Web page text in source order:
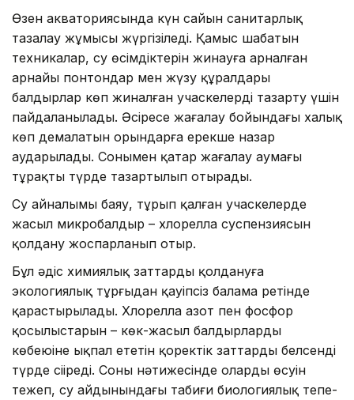
Өзен акваториясында күн сайын санитарлық
тазалау жұмысы жүргізіледі. Қамыс шабатын
техникалар, су өсімдіктерін жинауға арналған
арнайы понтондар мен жүзу құралдары
балдырлар көп жиналған учаскелерді тазарту үшін
пайдаланылады. Әсіресе жағалау бойындағы халық
көп демалатын орындарға ерекше назар
аударылады. Сонымен қатар жағалау аумағы
тұрақты түрде тазартылып отырады.
Су айналымы баяу, тұрып қалған учаскелерде
жасыл микробалдыр – хлорелла суспензиясын
қолдану жоспарланып отыр.
Бұл әдіс химиялық заттарды қолдануға
экологиялық тұрғыдан қауіпсіз балама ретінде
қарастырылады. Хлорелла азот пен фосфор
қосылыстарын – көк-жасыл балдырлардың
көбеюіне ықпал ететін қоректік заттарды белсенді
түрде сіңіреді. Соның нәтижесінде олардың өсуін
тежеп, су айдынындағы табиғи биологиялық тепе-